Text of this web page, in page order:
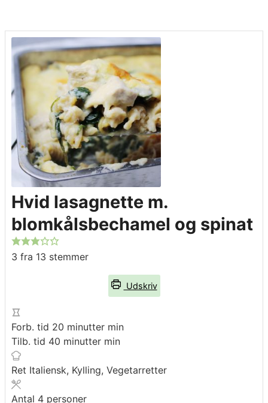
Hvid lasagnette m.
blomkålsbechamel og spinat
3 fra 13 stemmer
Udskriv
Forb. tid 20 minutter min
Tilb. tid 40 minutter min
Ret Italiensk, Kylling, Vegetarretter
Antal 4 personer